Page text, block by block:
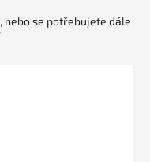
nebo se potřebujete dále